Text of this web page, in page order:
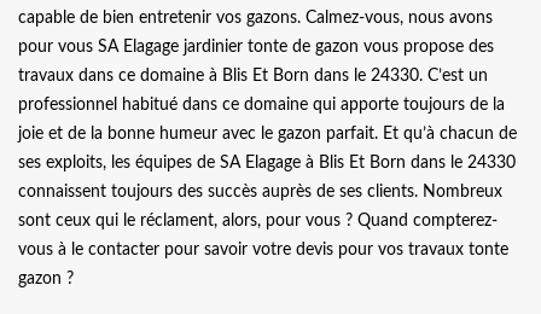
capable de bien entretenir vos gazons. Calmez-vous, nous avons
pour vous SA Elagage jardinier tonte de gazon vous propose des
travaux dans ce domaine à Blis Et Born dans le 24330. C’est un
professionnel habitué dans ce domaine qui apporte toujours de la
joie et de la bonne humeur avec le gazon parfait. Et qu’à chacun de
ses exploits, les équipes de SA Elagage à Blis Et Born dans le 24330
connaissent toujours des succès auprès de ses clients. Nombreux
sont ceux qui le réclament, alors, pour vous ? Quand compterez-
vous à le contacter pour savoir votre devis pour vos travaux tonte
gazon ?